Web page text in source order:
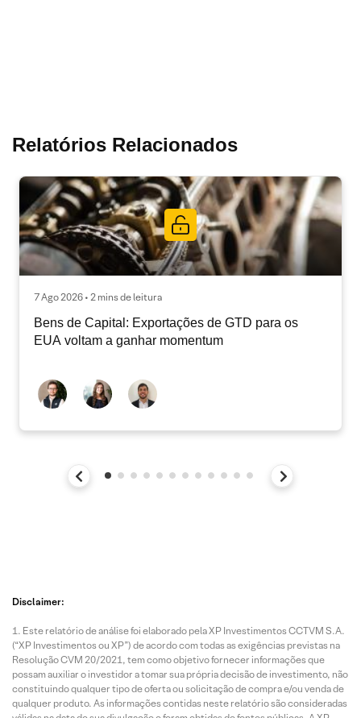
Relatórios Relacionados
7 Ago 2026 • 2 mins de leitura
Bens de Capital: Exportações de GTD para os
EUA voltam a ganhar momentum
Disclaimer:
Este relatório de análise foi elaborado pela XP Investimentos CCTVM S.A.
(“XP Investimentos ou XP”) de acordo com todas as exigências previstas na
Resolução CVM 20/2021, tem como objetivo fornecer informações que
possam auxiliar o investidor a tomar sua própria decisão de investimento, não
constituindo qualquer tipo de oferta ou solicitação de compra e/ou venda de
qualquer produto. As informações contidas neste relatório são consideradas